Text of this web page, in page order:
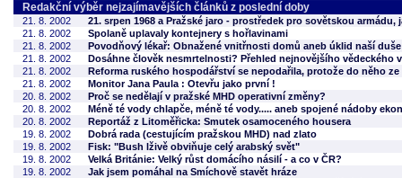
Redakční výběr nejzajímavějších článků z poslední doby
21. 8. 2002
21. srpen 1968 a Pražské jaro - prostředek pro sovětskou
21. 8. 2002
Spolaně uplavaly kontejnery s hořlavinami
21. 8. 2002
Povodňový lékař: Obnažené vnitřnosti domů aneb úklid naší duše
21. 8. 2002
Dosáhne člověk nesmrtelnosti? Přehled nejnovějšího vědeckého
21. 8. 2002
Reforma ruského hospodářství se nepodařila, protože do něho
21. 8. 2002
Monitor Jana Paula : Otevřu jako první !
20. 8. 2002
Proč se nedělají v pražské MHD operativní změny?
20. 8. 2002
Méně té vody chlapče, méně té vody..... aneb spojené nádoby
20. 8. 2002
Reportáž z Litoměřicka: Smutek osamoceného housera
19. 8. 2002
Dobrá rada (cestujícím pražskou MHD) nad zlato
19. 8. 2002
Fisk: "Bush lživě obviňuje celý arabský svět"
19. 8. 2002
Velká Británie: Velký růst domácího násilí - a co v ČR?
19. 8. 2002
Jak jsem pomáhal na Smíchově stavět hráze